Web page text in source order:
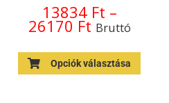
13834 Ft –
26170 Ft Bruttó
Opciók választása